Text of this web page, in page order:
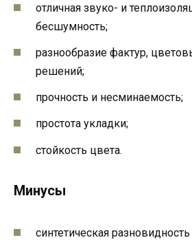
отличная звуко- и
бесшумность;
разнообразие фактур,
решений;
прочность и несминаемость;
простота укладки;
стойкость цвета.
Минусы
синтетическая